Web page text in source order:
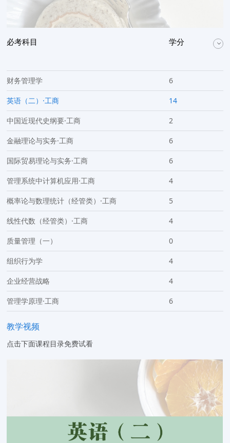
必考科目 学分
财务管理学 6
英语（二）·工商 14
中国近现代史纲要·工商 2
金融理论与实务·工商 6
国际贸易理论与实务·工商 6
管理系统中计算机应用·工商 4
概率论与数理统计（经管类）·工商 5
线性代数（经管类）·工商 4
质量管理（一） 0
组织行为学 4
企业经营战略 4
管理学原理·工商 6
教学视频
点击下面课程目录免费试看